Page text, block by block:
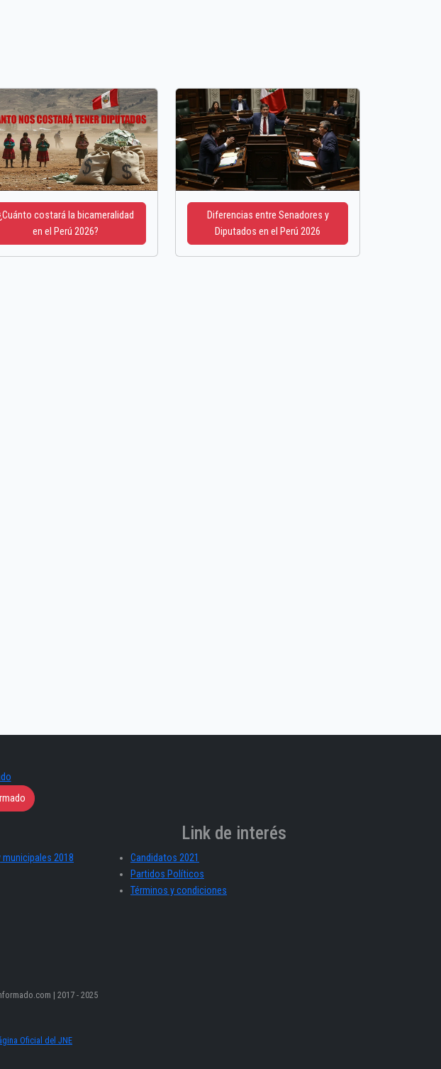
costará la bicameralidad
en el Perú 2026?
Diferencias entre Senadores y
Diputados en el Perú 2026
2018
Link de interés
Candidatos 2021
Partidos Políticos
Términos y condiciones
| 2017 - 2025
Oficial del JNE